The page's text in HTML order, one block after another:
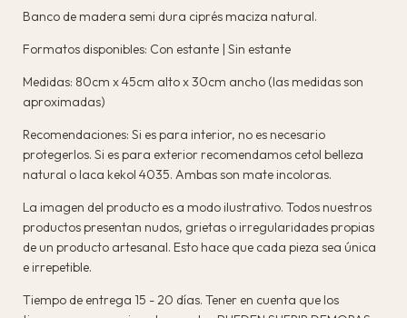
Banco de madera semi dura ciprés maciza natural.
Formatos disponibles: Con estante | Sin estante
Medidas: 80cm x 45cm alto x 30cm ancho (las medidas son
aproximadas)
Recomendaciones: Si es para interior, no es necesario
protegerlos. Si es para exterior recomendamos cetol belleza
natural o laca kekol 4035. Ambas son mate incoloras.
La imagen del producto es a modo ilustrativo. Todos nuestros
productos presentan nudos, grietas o irregularidades propias
de un producto artesanal. Esto hace que cada pieza sea única
e irrepetible.
Tiempo de entrega 15 - 20 días. Tener en cuenta que los